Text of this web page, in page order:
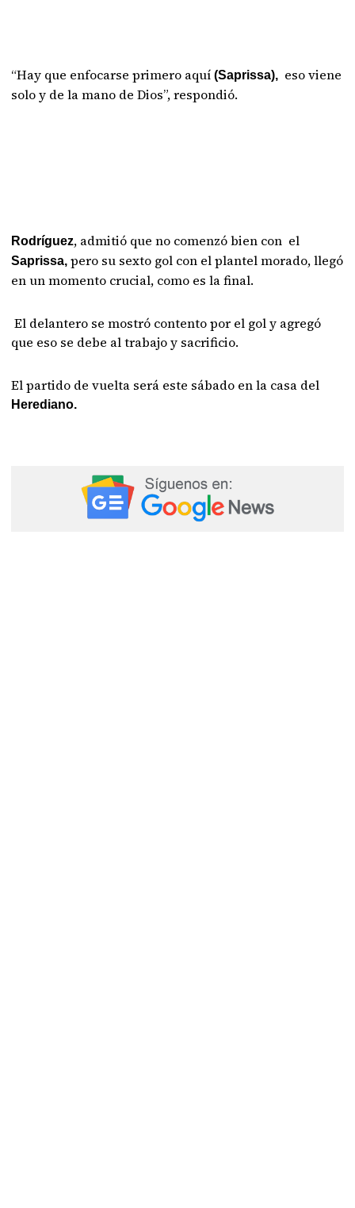
“Hay que enfocarse primero aquí(Saprissa), eso viene
solo y de la mano de Dios”, respondió.
Rodríguez, admitió que no comenzó bien con el
Saprissa, pero su sexto gol con el plantel morado, llegó
en un momento crucial, como es la final.
El delantero se mostró contento por el gol y agregó
que eso se debe al trabajo y sacrificio.
El partido de vuelta será este sábado en la casa del
Herediano.